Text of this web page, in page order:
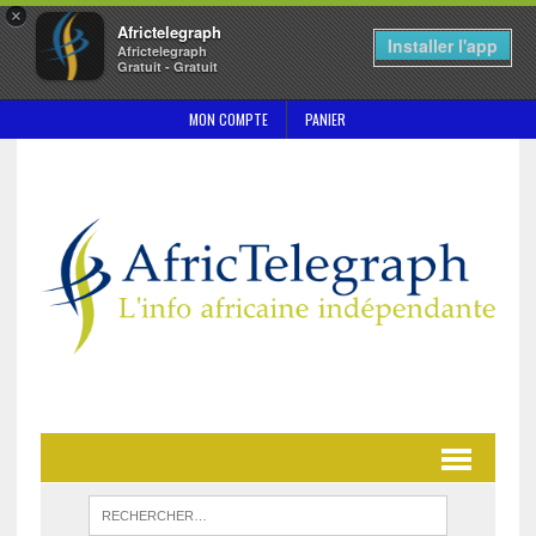
×
Africtelegraph
Africtelegraph
Gratuit - Gratuit
Installer l'app
MON COMPTE PANIER